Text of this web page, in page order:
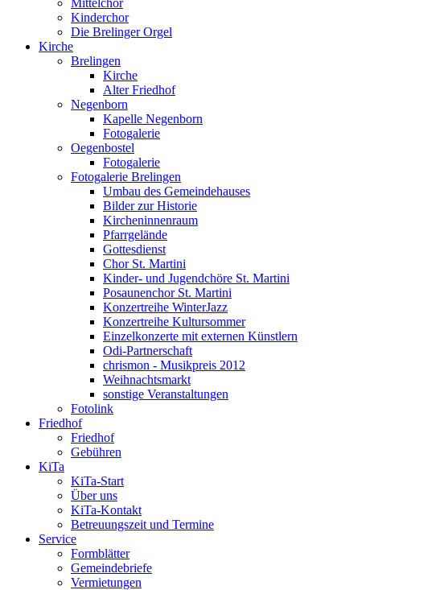
Kinderchor
Die Brelinger Orgel
Kirche
Brelingen
Kirche
Alter Friedhof
Negenborn
Kapelle Negenborn
Fotogalerie
Oegenbostel
Fotogalerie
Fotogalerie Brelingen
Umbau des Gemeindehauses
Bilder zur Historie
Kircheninnenraum
Pfarrgelände
Gottesdienst
Chor St. Martini
Kinder- und Jugendchöre St. Martini
Posaunenchor St. Martini
Konzertreihe WinterJazz
Konzertreihe Kultursommer
Einzelkonzerte mit externen Künstlern
Odi-Partnerschaft
chrismon - Musikpreis 2012
Weihnachtsmarkt
sonstige Veranstaltungen
Fotolink
Friedhof
Friedhof
Gebühren
KiTa
KiTa-Start
Über uns
KiTa-Kontakt
Betreuungszeit und Termine
Service
Formblätter
Gemeindebriefe
Vermietungen